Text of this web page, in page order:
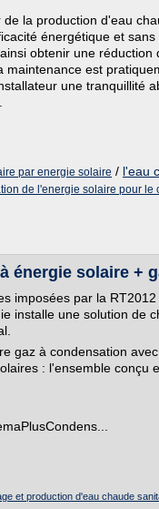
la production d'eau
énergétique et sans
obtenir une réduction
maintenance est
une tranquillité
par energie solaire / l'eau
de l'energie solaire pour le
énergie solaire +
imposées par la RT2012
installe une solution de
gaz à condensation
: l'ensemble conçu
et production d'eau chaude